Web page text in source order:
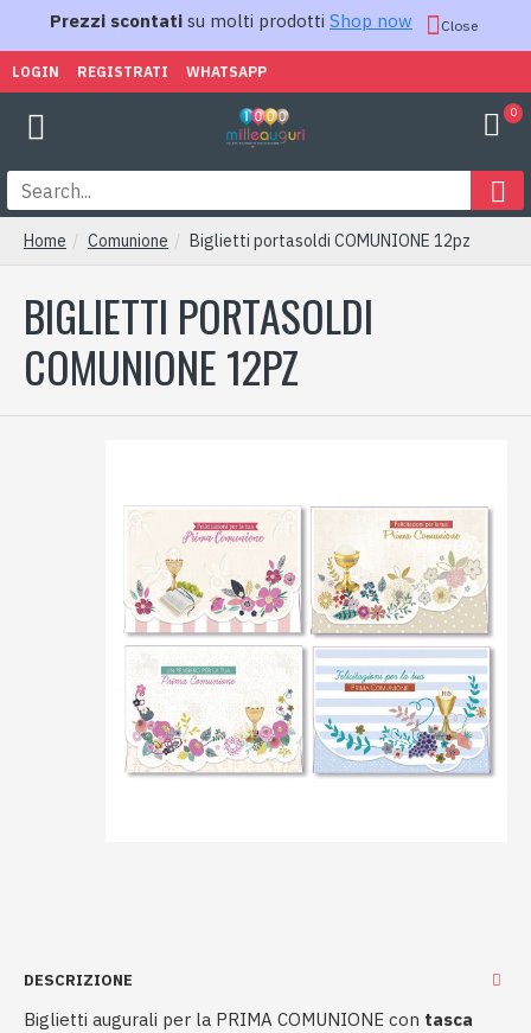
Prezzi scontati su molti prodotti Shop now Close
LOGIN REGISTRATI WHATSAPP
0
Home Comunione Biglietti portasoldi COMUNIONE 12pz
BIGLIETTI PORTASOLDI
COMUNIONE 12PZ
DESCRIZIONE
Biglietti augurali per la PRIMA COMUNIONE con tasca